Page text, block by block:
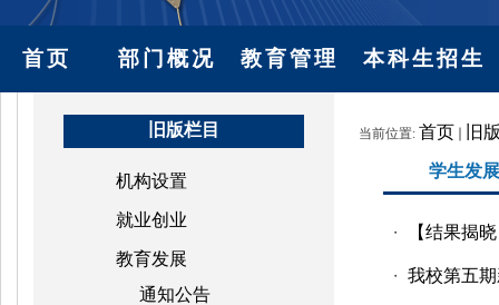
首页 部门概况 教育管理 本科生招生
旧版栏目
机构设置
就业创业
教育发展
通知公告
当前位置: 首页 旧
学生发展
・ 【结果揭
・ 我校第五